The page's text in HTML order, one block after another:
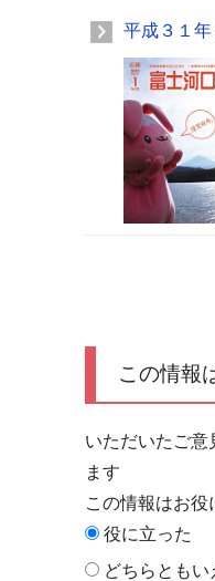
平成３１年
この情報
いただいたご意
ます
この情報はお役
役に立った
どちらともい